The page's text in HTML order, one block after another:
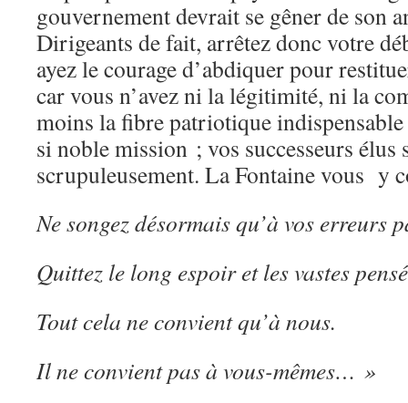
gouvernement devrait se gêner de son
Dirigeants de fait, arrêtez donc votre
ayez le courage d’abdiquer pour
car vous n’avez ni la légitimité, ni la
moins la fibre patriotique
si noble mission ; vos successeurs élus
scrupuleusement. La Fontaine vous y
Ne songez désormais qu’à vos erreurs
Quittez le long espoir et les vastes
Tout cela ne convient qu’à nous.
Il ne convient pas à vous-mêmes… »